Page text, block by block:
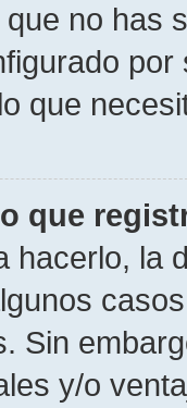
no has
que
que
hacerlo, la
Sin
y/o